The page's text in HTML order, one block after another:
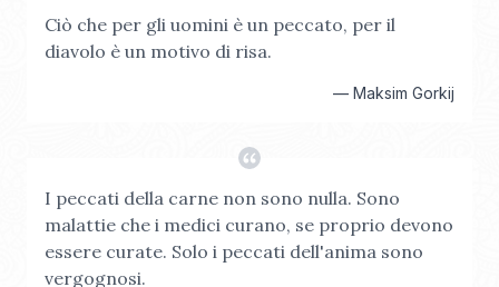
Ciò che per gli uomini è un peccato, per il
diavolo è un motivo di risa.
— Maksim Gorkij
I peccati della carne non sono nulla. Sono
malattie che i medici curano, se proprio devono
essere curate. Solo i peccati dell'anima sono
vergognosi.